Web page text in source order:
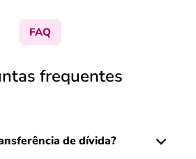
FAQ
frequentes
de dívida?